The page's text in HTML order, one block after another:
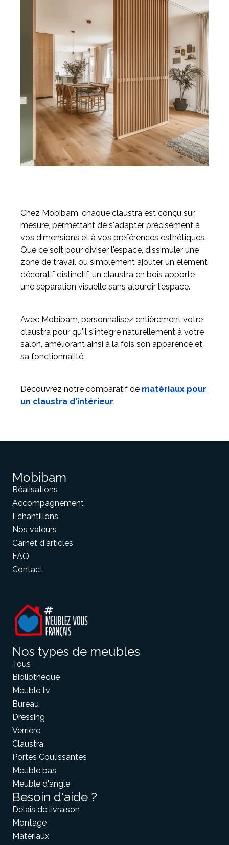
Chez Mobibam, chaque claustra est conçu sur
mesure, permettant de s'adapter précisément à
vos dimensions et à vos préférences esthétiques.
Que ce soit pour diviser l'espace, dissimuler une
zone de travail ou simplement ajouter un élément
décoratif distinctif, un claustra en bois apporte
une séparation visuelle sans alourdir l'espace.
Avec Mobibam, personnalisez entièrement votre
claustra pour qu'il s'intègre naturellement à votre
salon, améliorant ainsi à la fois son apparence et
sa fonctionnalité.
Découvrez notre comparatif de matériaux pour
un claustra d'intérieur.
Mobibam
Réalisations
Accompagnement
Echantillons
Nos valeurs
Carnet d'articles
FAQ
Contact
Nos types de meubles
Tous
Bibliothèque
Meuble tv
Bureau
Dressing
Verrière
Claustra
Portes Coulissantes
Meuble bas
Meuble d'angle
Besoin d'aide ?
Délais de livraison
Montage
Matériaux